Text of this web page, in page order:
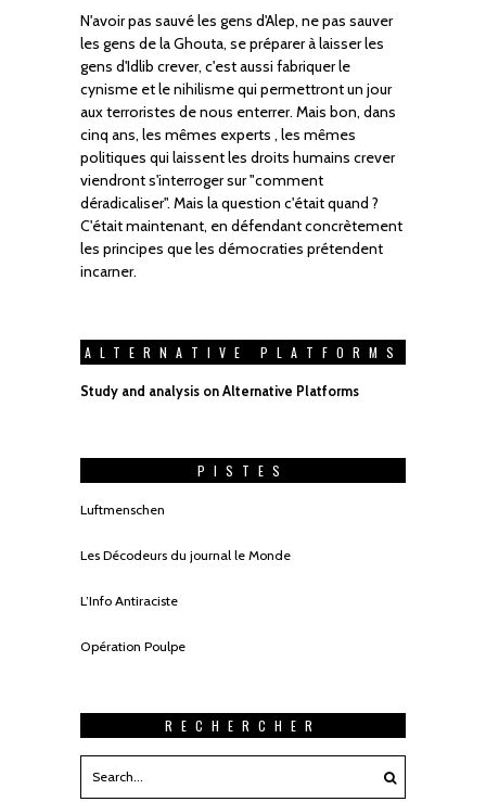
N'avoir pas sauvé les gens d'Alep, ne pas sauver
les gens de la Ghouta, se préparer à laisser les
gens d'Idlib crever, c'est aussi fabriquer le
cynisme et le nihilisme qui permettront un jour
aux terroristes de nous enterrer. Mais bon, dans
cinq ans, les mêmes experts , les mêmes
politiques qui laissent les droits humains crever
viendront s'interroger sur "comment
déradicaliser". Mais la question c'était quand ?
C'était maintenant, en défendant concrètement
les principes que les démocraties prétendent
incarner.
ALTERNATIVE PLATFORMS
Study and analysis on Alternative Platforms
PISTES
Luftmenschen
Les Décodeurs du journal le Monde
L’Info Antiraciste
Opération Poulpe
RECHERCHER